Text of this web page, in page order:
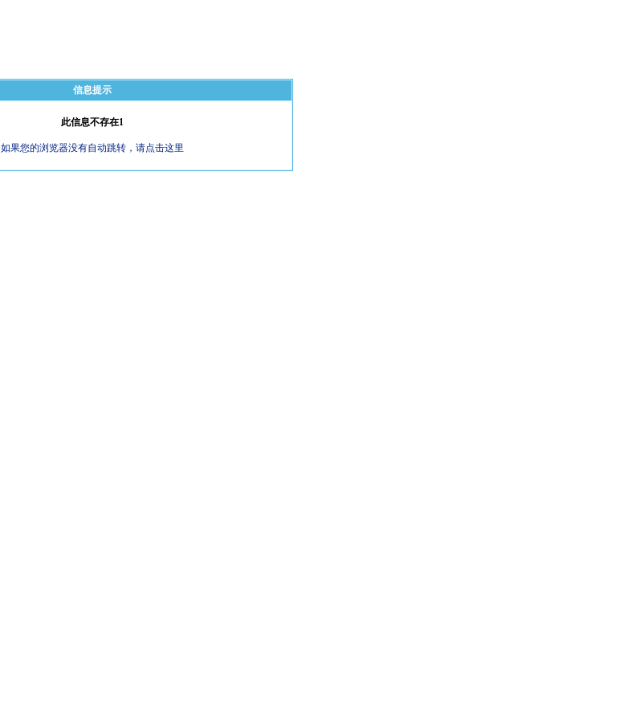
信息提示
此信息不存在1
如果您的浏览器没有自动跳转，请点击这里